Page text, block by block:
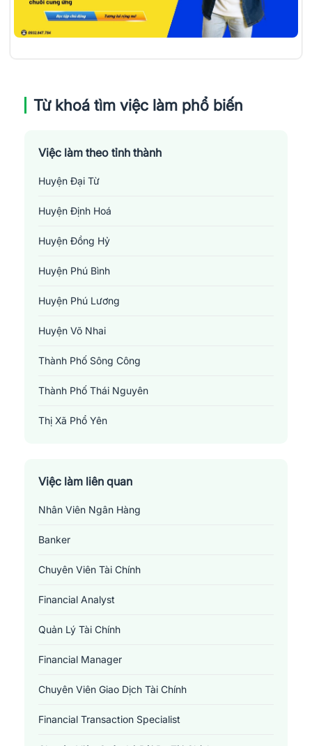
Từ khoá tìm việc làm phổ biến
Việc làm theo tỉnh thành
Huyện Đại Từ
Huyện Định Hoá
Huyện Đồng Hỷ
Huyện Phú Bình
Huyện Phú Lương
Huyện Võ Nhai
Thành Phố Sông Công
Thành Phố Thái Nguyên
Thị Xã Phổ Yên
Việc làm liên quan
Nhân Viên Ngân Hàng
Banker
Chuyên Viên Tài Chính
Financial Analyst
Quản Lý Tài Chính
Financial Manager
Chuyên Viên Giao Dịch Tài Chính
Financial Transaction Specialist